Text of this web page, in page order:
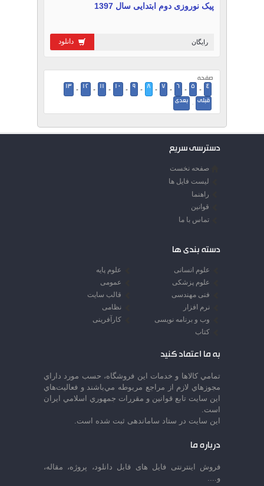
پیک نوروزی دوم ابتدایی سال 1397
دانلود رایگان
صفحه
4
-
5
-
6
-
7
-
8
-
9
-
10
-
11
-
12
-
13
قبلی · بعدی
دسترسی سریع
صفحه نخست
لیست فایل ها
راهنما
قوانین
تماس با ما
دسته بندی ها
علوم انسانی
علوم پایه
علوم پزشکی
عمومی
فنی مهندسی
قالب سایت
نرم افزار
نظامی
وب و برنامه نویسی
کارآفرینی
کتاب
به ما اعتماد کنید
تمامي كالاها و خدمات اين فروشگاه، حسب مورد داراي
مجوزهاي لازم از مراجع مربوطه مي‌باشند و فعاليت‌هاي
اين سايت تابع قوانين و مقررات جمهوري اسلامي ايران
است.
این سایت در ستاد ساماندهی ثبت شده است.
درباره ما
فروش اینترنتی فایل های قابل دانلود، پروژه، مقاله،
و....